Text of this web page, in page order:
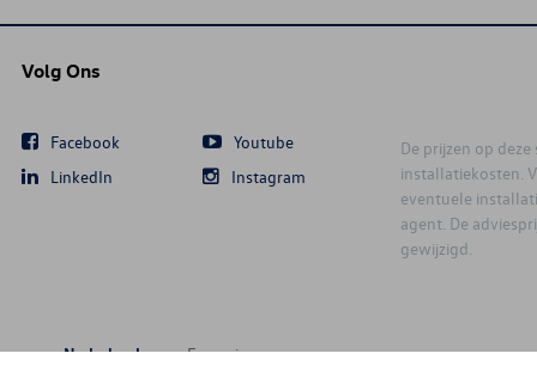
Volg Ons
Facebook
Youtube
LinkedIn
Instagram
De prijzen op
installatiekosten.
eventuele
agent. De
gewijzigd.
Nederlands
Français